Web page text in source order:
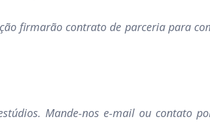
firmarão contrato de parceria para
Mande-nos e-mail ou contato